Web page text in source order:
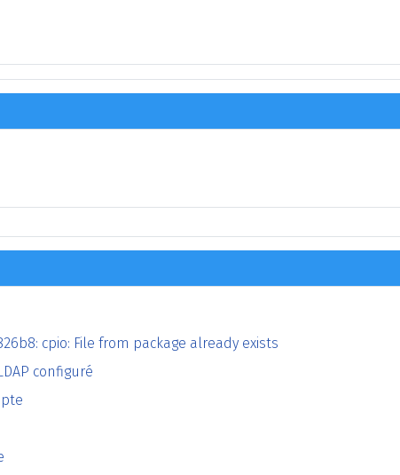
cpio: File from package already exists
configuré